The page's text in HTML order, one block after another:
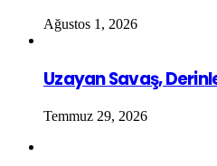
Ağustos 1, 2026
Uzayan Savaş,
Temmuz 29, 2026